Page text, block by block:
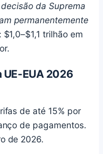
decisão da Suprema
permanentemente
trilhão em
UE-EUA 2026
de até 15% por
de pagamentos.
de 2026.